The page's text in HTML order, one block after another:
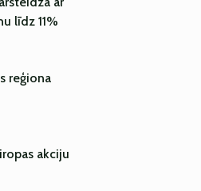
līdz 11%
reģiona
akciju